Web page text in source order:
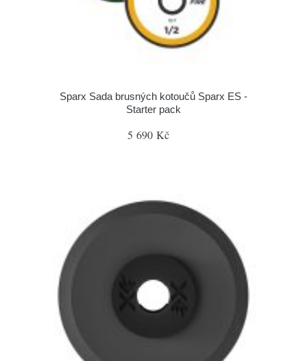
Sparx Sada brusných kotoučů Sparx ES -
Starter pack
5 690 Kč